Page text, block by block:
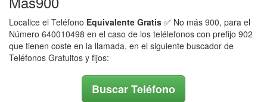
Localice el Teléfono Equivalente Gratis ✅ No más 900, para el
Número 640010498 en el caso de los telélefonos con prefijo 902
que tienen coste en la llamada, en el siguiente buscador de
Teléfonos Gratuitos y fijos:
Buscar Teléfono